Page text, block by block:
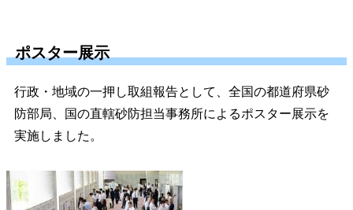
ポスター展示
行政・地域の一押し取組報告として、全国の都道府県砂
防部局、国の直轄砂防担当事務所によるポスター展示を
実施しました。